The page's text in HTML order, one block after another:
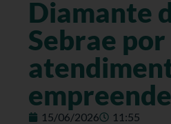
Diamante
Sebrae por
15/06/2026
11:55